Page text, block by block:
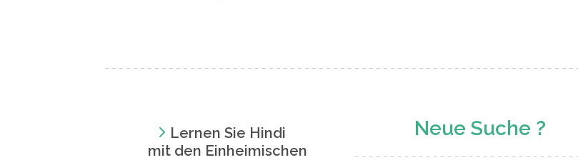
Lernen Sie Hindi
mit den Einheimischen
Neue Suche ?